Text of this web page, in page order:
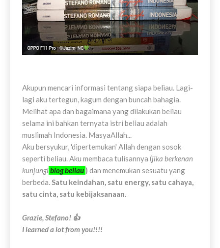
Akupun mencari informasi tentang siapa beliau. Lagi-
lagi aku tertegun, kagum dengan buncah bahagia.
Melihat apa dan bagaimana yang dilakukan beliau
selama ini bahkan ternyata istri beliau adalah
muslimah Indonesia. MasyaAllah...
Aku bersyukur, 'dipertemukan' Allah dengan sosok
seperti beliau. Aku membaca tulisannya (jika berkenan
kunjungiblog beliau) dan menemukan sesuatu yang
berbeda.Satu keindahan, satu energy, satu cahaya,
satu cinta, satu kebijaksanaan.
Grazie, Stefano! 👍
I learned a lot from you!!!!